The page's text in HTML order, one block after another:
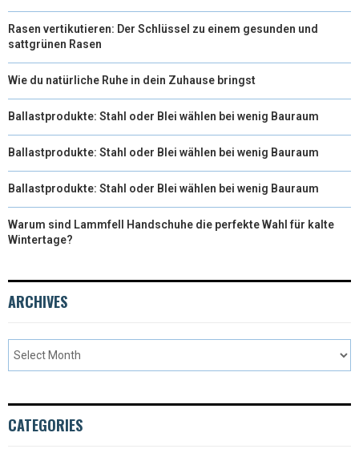
Rasen vertikutieren: Der Schlüssel zu einem gesunden und
sattgrünen Rasen
Wie du natürliche Ruhe in dein Zuhause bringst
Ballastprodukte: Stahl oder Blei wählen bei wenig Bauraum
Ballastprodukte: Stahl oder Blei wählen bei wenig Bauraum
Ballastprodukte: Stahl oder Blei wählen bei wenig Bauraum
Warum sind Lammfell Handschuhe die perfekte Wahl für kalte
Wintertage?
ARCHIVES
CATEGORIES